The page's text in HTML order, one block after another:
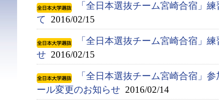
「全日本選抜チーム宮崎合宿」
て 2016/02/15
「全日本選抜チーム宮崎合宿」
せ 2016/02/15
「全日本選抜チーム宮崎合宿」
ール変更のお知らせ 2016/02/14